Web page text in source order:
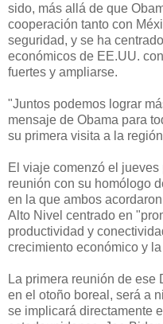
sido, más allá de que
cooperación tanto con
seguridad, y se ha
económicos de EE.UU.
fuertes y ampliarse.
"Juntos podemos lograr
mensaje de Obama para
su primera visita a la
El viaje comenzó el
reunión con su homólogo
en la que ambos
Alto Nivel centrado en
productividad y
crecimiento económico y
La primera reunión de
en el otoño boreal, será a
se implicará directamente